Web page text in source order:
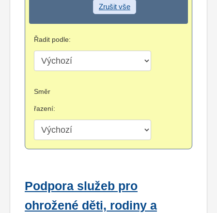
Zrušit vše
Řadit podle:
Směr
řazení:
Podpora služeb pro
ohrožené děti, rodiny a